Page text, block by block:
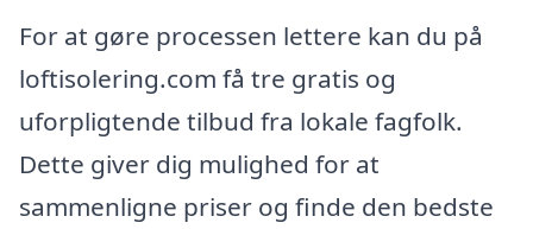
For at gøre processen lettere kan du på
loftisolering.com få tre gratis og
uforpligtende tilbud fra lokale fagfolk.
Dette giver dig mulighed for at
sammenligne priser og finde den bedste